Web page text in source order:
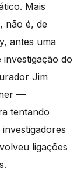
Mais
não é, de
antes uma
do
Jim
—
tentando
ligações